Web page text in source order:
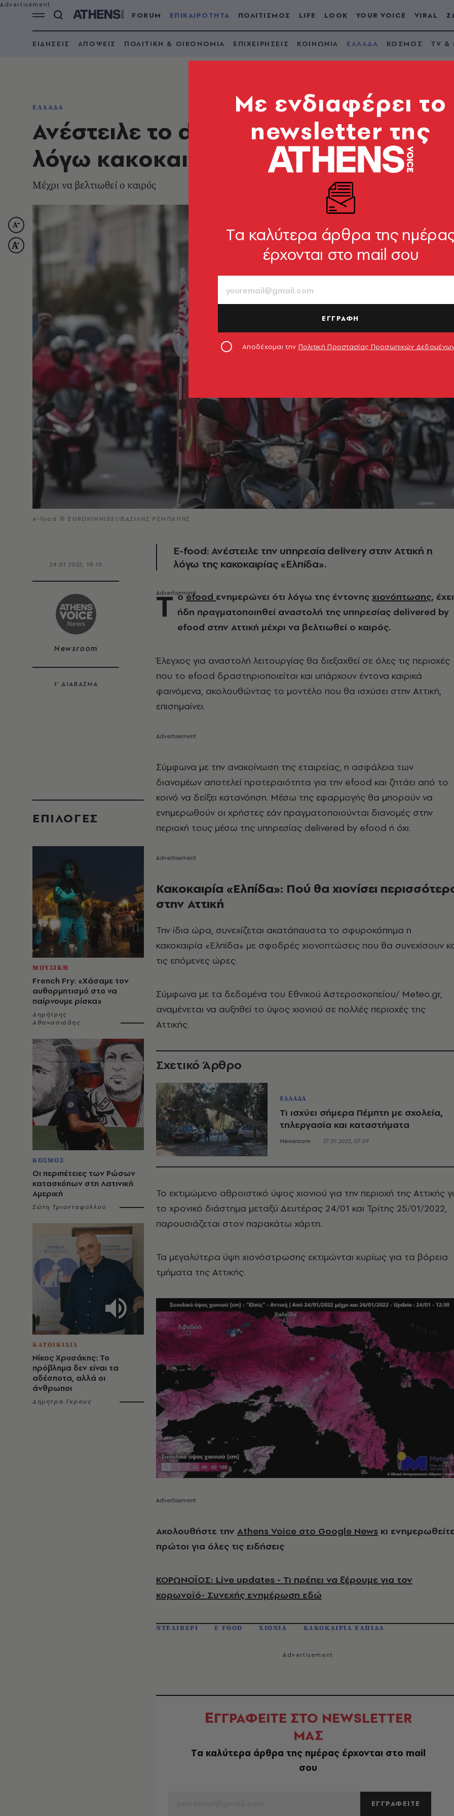
FORUM ΕΠΙΚΑΙΡΟΤΗΤΑ ΠΟΛΙΤΙΣΜΟΣ LIFE LOOK YOUR VOICE VIRAL
ΕΙΔΗΣΕΙΣ ΑΠΟΨΕΙΣ ΠΟΛΙΤΙΚΗ & ΟΙΚΟΝΟΜΙΑ ΕΠΙΧΕΙΡΗΣΕΙΣ ΚΟΙΝΩΝΙΑ ΕΛΛΑΔΑ ΚΟΣΜΟΣ TV &
ΕΛΛΑΔΑ
Ανέστειλε το delivery στην Αττική η
λόγω κακοκαιρίας
Μέχρι να βελτιωθεί ο καιρός
e-food © EUROKINNISSI/ΒΑΣΙΛΗΣ ΡΕΜΠΑΠΗΣ
24.01.2022, 18:15
Newsroom
1’ ΔΙΑΒΑΣΜΑ
EΠΙΛΟΓΈΣ
ΜΟΥΣΙΚΗ
French Fry: «Χάσαμε τον
αυθορμητισμό στο να
παίρνουμε ρίσκα»
Δημήτρης
Αθανασιάδης
ΚΟΣΜΟΣ
Οι περιπέτειες των Ρώσων
κατασκόπων στη Λατινική
Αμερική
Σώτη Τριανταφύλλου
ΚΑΤΟΙΚΙΔΙΑ
Νίκος Χρυσάκης: Το
πρόβλημα δεν είναι τα
αδέσποτα, αλλά οι
άνθρωποι
Δήμητρα Γκρους
E-food: Ανέστειλε την υπηρεσία delivery στην Αττική η
λόγω της κακοκαιρίας «Ελπίδα».
Τ οefood ενημερώνει ότι λόγω της έντονης χιονόπτωσης, έχει
ήδη πραγματοποιηθεί αναστολή της υπηρεσίας delivered by
efood στην Αττική μέχρι να βελτιωθεί ο καιρός.
Έλεγχος για αναστολή λειτουργίας θα διεξαχθεί σε όλες τις περιοχές
που το efood δραστηριοποιείται και υπάρχουν έντονα καιρικά
φαινόμενα, ακολουθώντας το μοντέλο που θα ισχύσει στην Αττική,
επισημαίνει.
Σύμφωνα με την ανακοίνωση της εταιρείας, η ασφάλεια των
διανομέων αποτελεί προτεραιότητα για την efood και ζητάει από το
κοινό να δείξει κατανόηση. Μέσω της εφαρμογής θα μπορούν να
ενημερωθούν οι χρήστες εάν πραγματοποιούνται διανομές στην
περιοχή τους μέσω της υπηρεσίας delivered by efood ή όχι.
Κακοκαιρία «Ελπίδα»: Πού θα χιονίσει
στην Αττική
Την ίδια ώρα, συνεχίζεται ακατάπαυστα το σφυροκόπημα η
κακοκαιρία «Ελπίδα» με σφοδρές χιονοπτώσεις που θα συνεχίσουν
τις επόμενες ώρες.
Σύμφωνα με τα δεδομένα του Εθνικού Αστεροσκοπείου/ Meteo.gr,
αναμένεται να αυξηθεί το ύψος χιονιού σε πολλές περιοχές της
Αττικής.
Σχετικό Άρθρο
ΕΛΛΑΔΑ
Τι ισχύει σήμερα Πέμπτη με σχολεία,
τηλεργασία και καταστήματα
Newsroom 27.01.2022, 07:09
Το εκτιμώμενο αθροιστικό ύψος χιονιού για την περιοχή της Αττικής
το χρονικό διάστημα μεταξύ Δευτέρας 24/01 και Τρίτης 25/01/2022,
παρουσιάζεται στον παρακάτω χάρτη.
Τα μεγαλύτερα ύψη χιονόστρωσης εκτιμώνται κυρίως για τα βόρεια
τμήματα της Αττικής.
Ακολουθήστε την Athens Voice στο Google News κι
πρώτοι για όλες τις ειδήσεις
ΚΟΡΩΝΟΪΟΣ: Live updates - Τι πρέπει να ξέρουμε για τον
κορωνοϊό- Συνεχής ενημέρωση εδώ
ΝΤΕΛΙΒΕΡΙ E FOOD ΧΙΟΝΙΑ ΚΑΚΟΚΑΙΡΙΑ ΕΛΠΙΔΑ
ΕΓΓΡΑΦΕΙΤΕ ΣΤΟ NEWSLETTER
ΜΑΣ
Tα καλύτερα άρθρα της ημέρας έρχονται στο mail
σου
ΕΓΓΡΑΦΕΙΤΕ
Mε ενδιαφέρει το
newsletter της
Tα καλύτερα άρθρα της
έρχονται στο mail σου
ΕΓΓΡΑΦΗ
Αποδέχομαι την Πολιτική Προστασίας Προσωπικών